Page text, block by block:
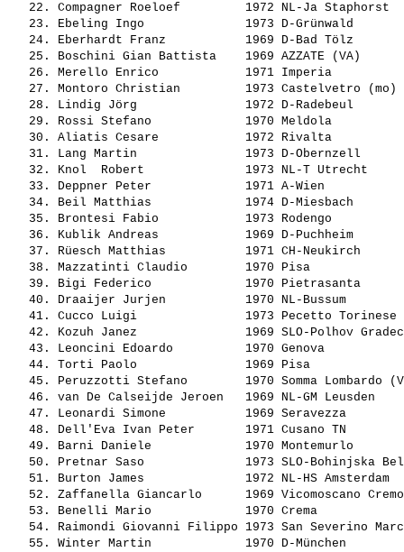
   22.
Compagner Roeloef
1972 NL-Ja
   23.
Ebeling Ingo
1973 D-Grünwald
   24.
Eberhardt Franz
1969 D-Bad Tölz
   25.
Boschini Gian Battista
1969 AZZATE (VA)
   26.
Merello Enrico
1971 Imperia
   27.
Montoro Christian
1973 Castelvetro
   28.
Lindig Jörg
1972 D-Radebeul
   29.
Rossi Stefano
1970 Meldola
   30.
Aliatis Cesare
1972 Rivalta
   31.
Lang Martin
1973 D-Obernzell
   32.
Knol  Robert
1973 NL-T Utrecht
   33.
Deppner Peter
1971 A-Wien
   34.
Beil Matthias
1974 D-Miesbach
   35.
Brontesi Fabio
1973 Rodengo
   36.
Kublik Andreas
1969 D-Puchheim
   37.
Rüesch Matthias
1971 CH-Neukirch
   38.
Mazzatinti Claudio
1970 Pisa
   39.
Bigi Federico
1970 Pietrasanta
   40.
Draaijer Jurjen
1970 NL-Bussum
   41.
Cucco Luigi
1973 Pecetto
   42.
Kozuh Janez
1969 SLO-Polhov
   43.
Leoncini Edoardo
1970 Genova
   44.
Torti Paolo
1969 Pisa
   45.
Peruzzotti Stefano
1970 Somma
   46.
van De Calseijde Jeroen
1969 NL-GM
   47.
Leonardi Simone
1969 Seravezza
   48.
Dell'Eva Ivan Peter
1971 Cusano TN
   49.
Barni Daniele
1970 Montemurlo
   50.
Pretnar Saso
1973 SLO-
   51.
Burton James
1972 NL-HS
   52.
Zaffanella Giancarlo
1969 Vicomoscano
   53.
Benelli Mario
1970 Crema
   54.
Raimondi Giovanni Filippo 1973 San Severino
   55.
Winter Martin
1970 D-München